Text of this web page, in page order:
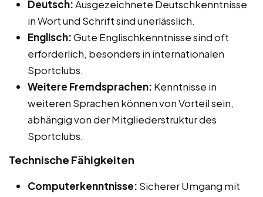
Deutsch:Ausgezeichnete Deutschkenntnisse
in Wort und Schrift sind unerlässlich.
Englisch:Gute Englischkenntnisse sind oft
erforderlich, besonders in internationalen
Sportclubs.
Weitere Fremdsprachen: Kenntnisse in
weiteren Sprachen können von Vorteil sein,
abhängig von der Mitgliederstruktur des
Sportclubs.
Technische Fähigkeiten
Computerkenntnisse: Sicherer Umgang mit